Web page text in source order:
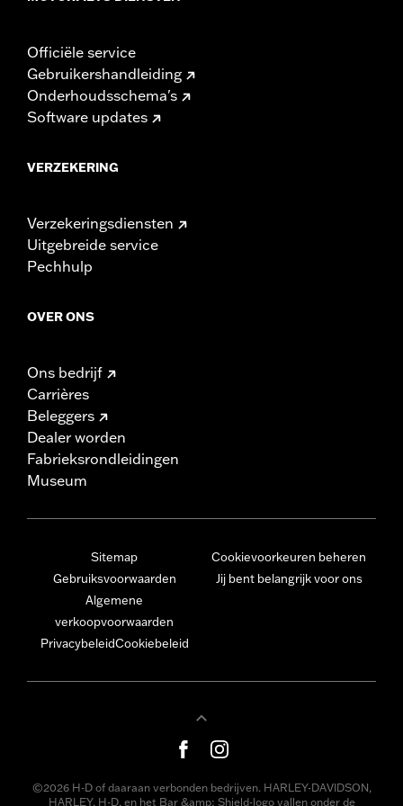
toepassing zijnde voorschriften.
Officiële service
Gebruikershandleiding
Onderhoudsschema's
Software updates
VERZEKERING
Verzekeringsdiensten
Uitgebreide service
Pechhulp
OVER ONS
Ons bedrijf
Carrières
Beleggers
Dealer worden
Fabrieksrondleidingen
Museum
Sitemap
Gebruiksvoorwaarden
Algemene
verkoopvoorwaarden
PrivacybeleidCookiebeleid
Cookievoorkeuren beheren
Jij bent belangrijk voor ons
©2026 H-D of daaraan verbonden bedrijven. HARLEY-DAVIDSON,
HARLEY, H-D, en het Bar &amp; Shield-logo vallen onder de